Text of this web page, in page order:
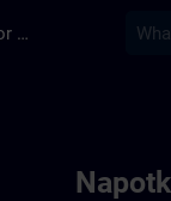
Training Services for Digital Industries